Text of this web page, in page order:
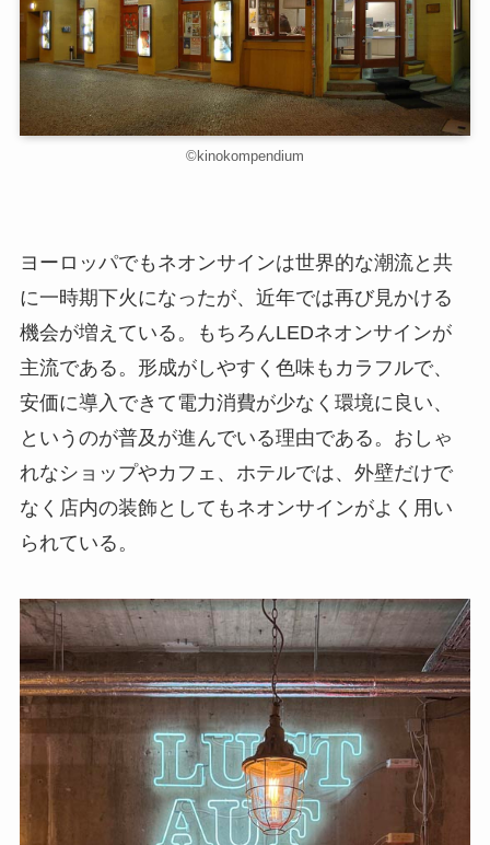
©kinokompendium
ヨーロッパでもネオンサインは世界的な潮流と共
に一時期下火になったが、近年では再び見かける
機会が増えている。もちろんLEDネオンサインが
主流である。形成がしやすく色味もカラフルで、
安価に導入できて電力消費が少なく環境に良い、
というのが普及が進んでいる理由である。おしゃ
れなショップやカフェ、ホテルでは、外壁だけで
なく店内の装飾としてもネオンサインがよく用い
られている。